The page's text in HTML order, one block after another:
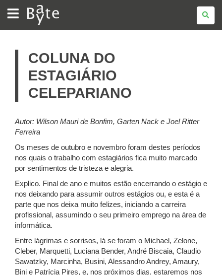
BATE
BYTE
COLUNA DO
ESTAGIÁRIO
CELEPARIANO
Autor: Wilson Mauri de Bonfim, Garten Nack e Joel Ritter
Ferreira
Os meses de outubro e novembro foram destes períodos
nos quais o trabalho com estagiários fica muito marcado
por sentimentos de tristeza e alegria.
Explico. Final de ano e muitos estão encerrando o estágio e
nos deixando para assumir outros estágios ou, e esta é a
parte que nos deixa muito felizes, iniciando a carreira
profissional, assumindo o seu primeiro emprego na área de
informática.
Entre lágrimas e sorrisos, lá se foram o Michael, Zelone,
Cleber, Marquetti, Luciana Bender, André Biscaia, Claudio
Sawatzky, Marcinha, Busini, Alessandro Andrey, Amaury,
Bini e Patrícia Pires, e, nos próximos dias, estaremos nos